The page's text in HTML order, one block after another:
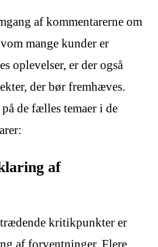
af kommentarerne om
mange kunder er
oplevelser, er der også
der bør fremhæves.
de fælles temaer i de
af
kritikpunkter er
af forventninger. Flere